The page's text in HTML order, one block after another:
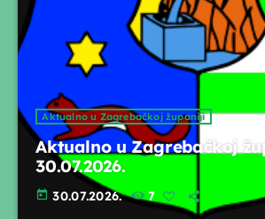
Aktualno u Zagrebačkoj županiji
Aktualno u Zagrebačkoj
30.07.2026.
today 30.07.2026. 7